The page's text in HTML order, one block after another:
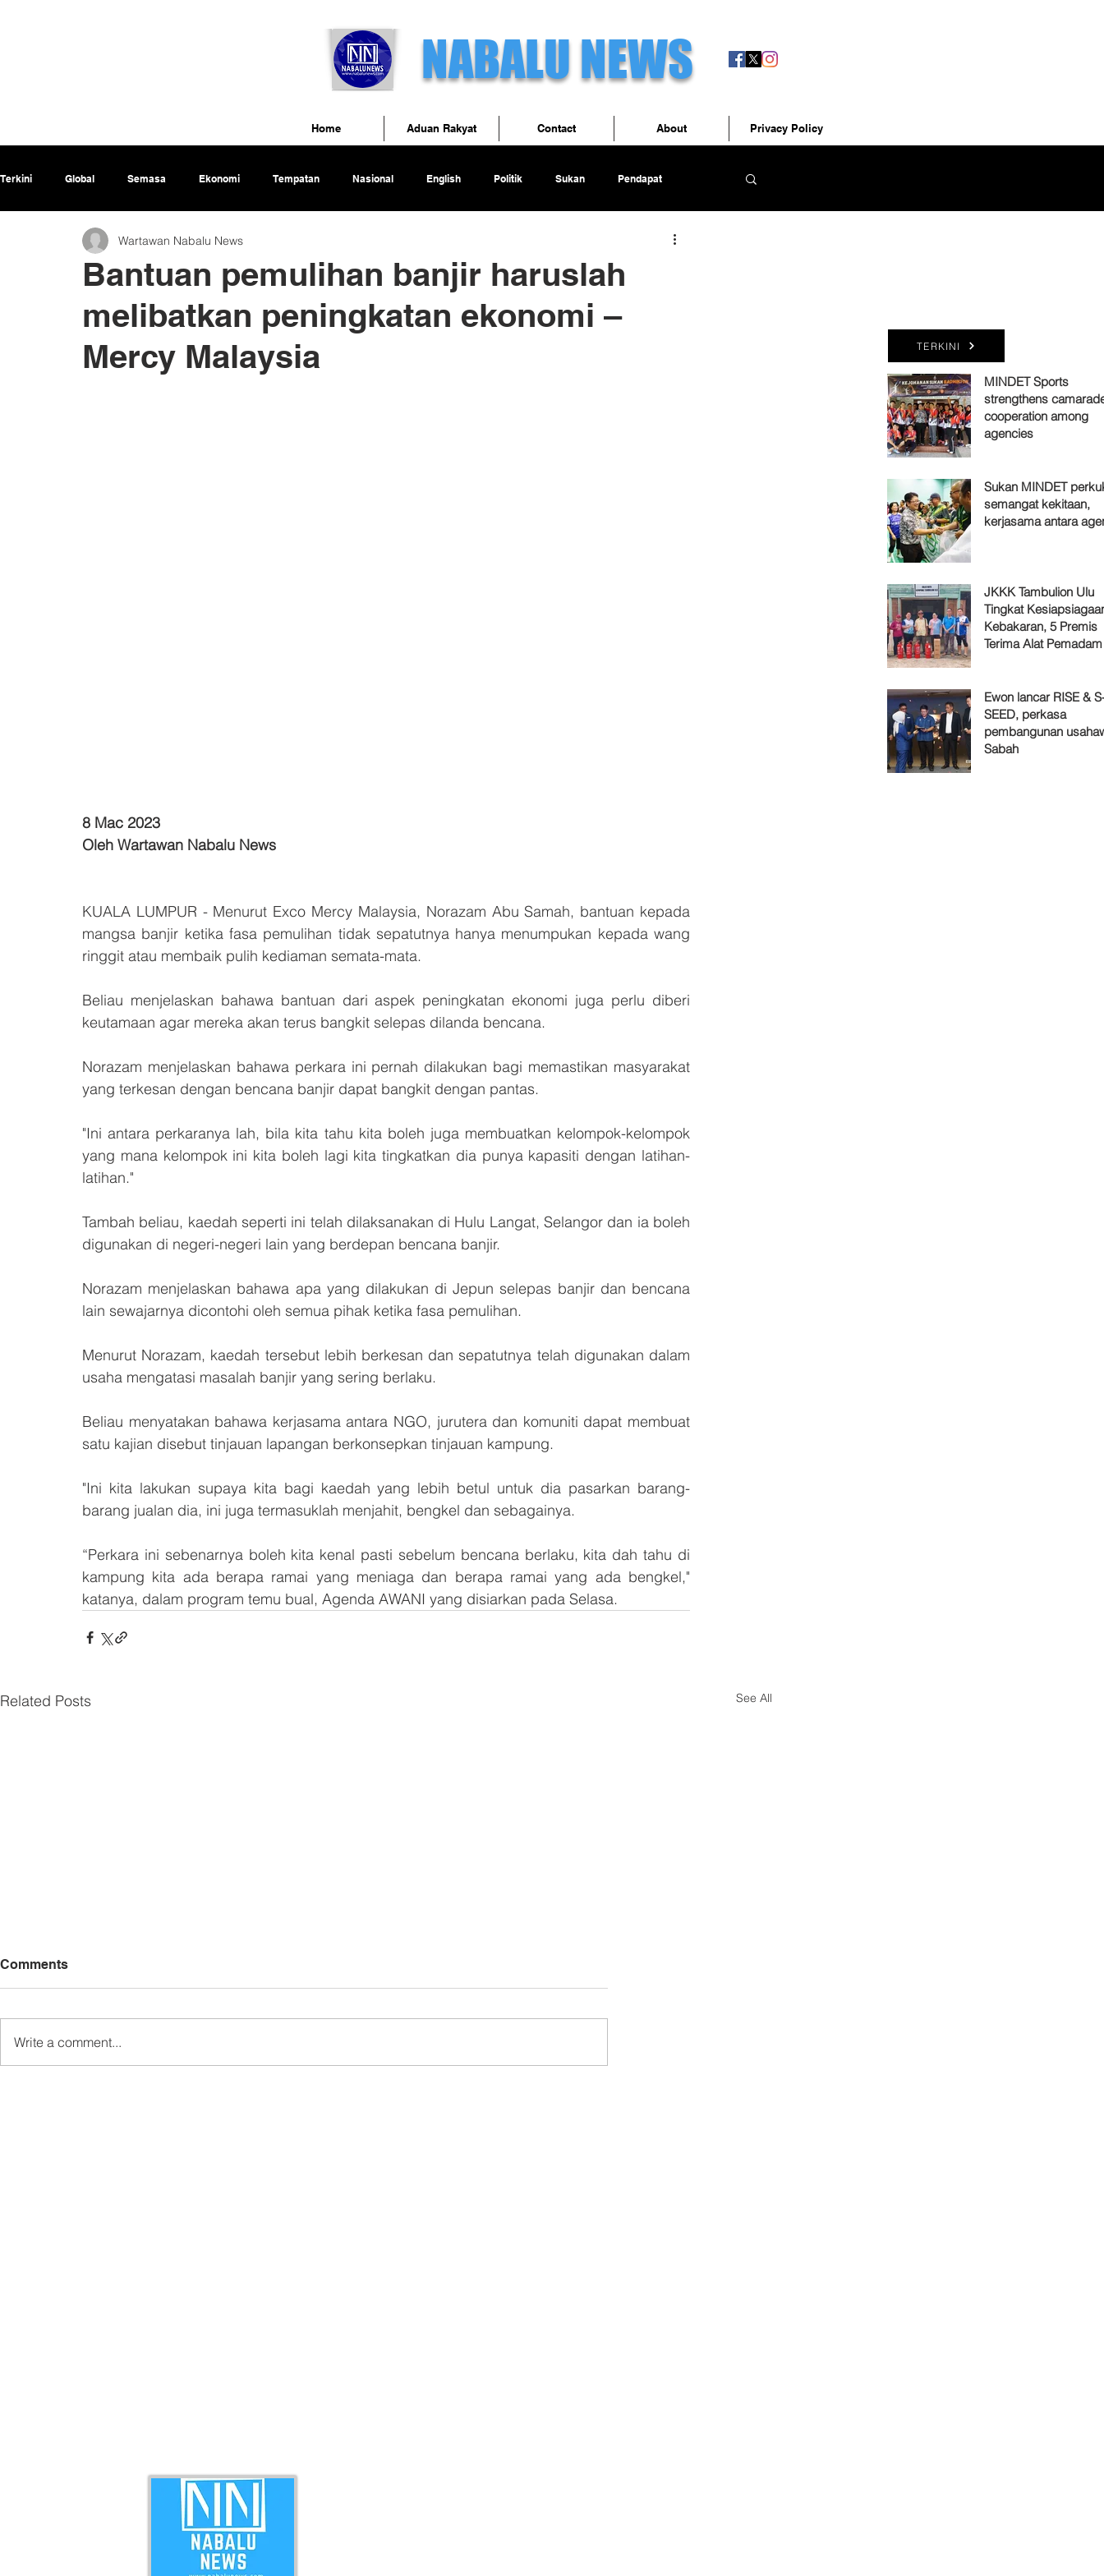
NABALU NEWS
Terkini Global Semasa Ekonomi Tempatan Nasional English Politik Sukan Pendapat
Bantuan pemulihan banjir haruslah
melibatkan peningkatan ekonomi –
Mercy Malaysia
Wartawan Nabalu News
8 Mac 2023
Oleh Wartawan Nabalu News
KUALA LUMPUR - Menurut Exco Mercy Malaysia, Norazam Abu Samah, bantuan kepada
mangsa banjir ketika fasa pemulihan tidak sepatutnya hanya menumpukan kepada wang
ringgit atau membaik pulih kediaman semata-mata.
Beliau menjelaskan bahawa bantuan dari aspek peningkatan ekonomi juga perlu diberi
keutamaan agar mereka akan terus bangkit selepas dilanda bencana.
Norazam menjelaskan bahawa perkara ini pernah dilakukan bagi memastikan masyarakat
yang terkesan dengan bencana banjir dapat bangkit dengan pantas.
"Ini antara perkaranya lah, bila kita tahu kita boleh juga membuatkan kelompok-kelompok
yang mana kelompok ini kita boleh lagi kita tingkatkan dia punya kapasiti dengan latihan-
latihan."
Tambah beliau, kaedah seperti ini telah dilaksanakan di Hulu Langat, Selangor dan ia boleh
digunakan di negeri-negeri lain yang berdepan bencana banjir.
Norazam menjelaskan bahawa apa yang dilakukan di Jepun selepas banjir dan bencana
lain sewajarnya dicontohi oleh semua pihak ketika fasa pemulihan.
Menurut Norazam, kaedah tersebut lebih berkesan dan sepatutnya telah digunakan dalam
usaha mengatasi masalah banjir yang sering berlaku.
Beliau menyatakan bahawa kerjasama antara NGO, jurutera dan komuniti dapat membuat
satu kajian disebut tinjauan lapangan berkonsepkan tinjauan kampung.
"Ini kita lakukan supaya kita bagi kaedah yang lebih betul untuk dia pasarkan barang-
barang jualan dia, ini juga termasuklah menjahit, bengkel dan sebagainya.
“Perkara ini sebenarnya boleh kita kenal pasti sebelum bencana berlaku, kita dah tahu di
kampung kita ada berapa ramai yang meniaga dan berapa ramai yang ada bengkel,"
katanya, dalam program temu bual, Agenda AWANI yang disiarkan pada Selasa.
Related Posts See All
Comments
Write a comment...
TERKINI
MINDET Sports
strengthens
cooperation among
agencies
Sukan MINDET
semangat kekitaan,
kerjasama antara
JKKK Tambulion Ulu
Tingkat
Kebakaran, 5 Premis
Terima Alat
Ewon lancar RISE &
SEED, perkasa
pembangunan
Sabah
Home Aduan Rakyat Contact About Privacy Policy